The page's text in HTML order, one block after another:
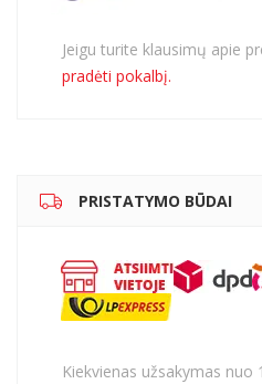
Jeigu turite klausimų apie
pradėti pokalbį.
PRISTATYMO BŪDAI
Kiekvienas užsakymas